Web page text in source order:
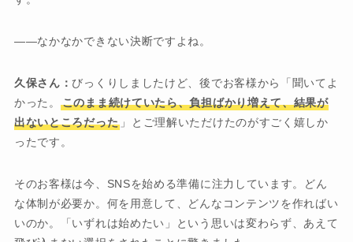
――なかなかできない決断ですよね。
久保さん：びっくりしましたけど、後でお客様から「聞いてよ
かった。
このまま続けていたら、負担ばかり増えて、結果が
出ないところだった 」とご理解いただけたのがすごく嬉しか
ったです。
そのお客様は今、SNSを始める準備に注力しています。どん
な体制が必要か。何を用意して、どんなコンテンツを作ればい
いのか。「いずれは始めたい」という思いは変わらず、あえて